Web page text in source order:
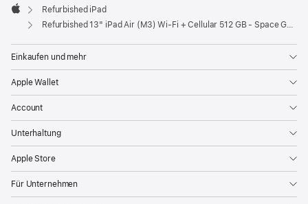
Apple
Refurbished iPad
Refurbished 13" iPad Air (M3) Wi‑Fi + Cellular 512 GB - Space Grau
Einkaufen und mehr
Apple Wallet
Account
Unterhaltung
Apple Store
Für Unternehmen